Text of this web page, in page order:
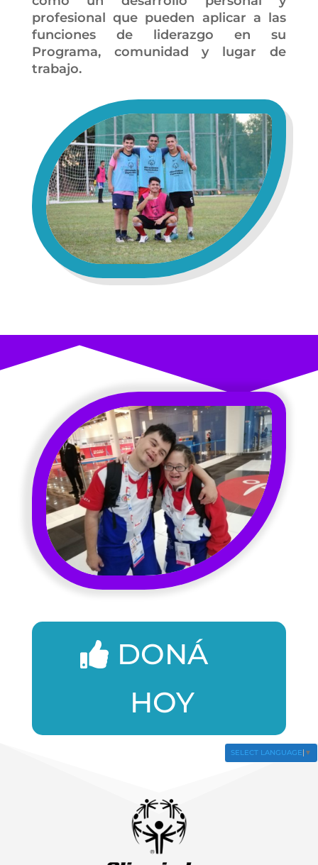
profesional que pueden aplicar a las
funciones de liderazgo en su
Programa, comunidad y lugar de
trabajo.
DONÁ
HOY
SELECT LANGUAGE ▼